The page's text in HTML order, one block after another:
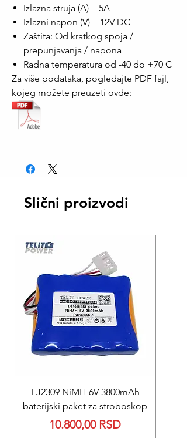
Izlazna struja (A) - 5A
Izlazni napon (V) - 12V DC
Zaštita: Od kratkog spoja /
prepunjavanja / napona
Radna temperatura od -40 do +70 C
Za više podataka, pogledajte PDF fajl,
kojeg možete preuzeti ovde:
Slični proizvodi
EJ2309 NiMH 6V 3800mAh
baterijski paket za stroboskop
Price
10.800,00 RSD